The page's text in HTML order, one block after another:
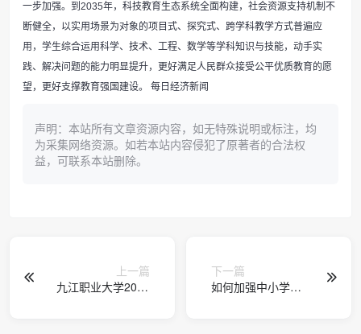
一步加强。到2035年，科技教育生态系统全面构建，社会资源支持机制不
断健全，以实用场景为对象的项目式、探究式、跨学科教学方式普遍应
用，学生综合运用科学、技术、工程、数学等学科知识与技能，动手实
践、解决问题的能力明显提升，更好满足人民群众接受公平优质教育的愿
望，更好支撑教育强国建设。 每日经济新闻
声明：本站所有文章资源内容，如无特殊说明或标注，均
为采集网络资源。如若本站内容侵犯了原著者的合法权
益，可联系本站删除。
上一篇
九江职业大学2026
下一篇
如何加强中小学科